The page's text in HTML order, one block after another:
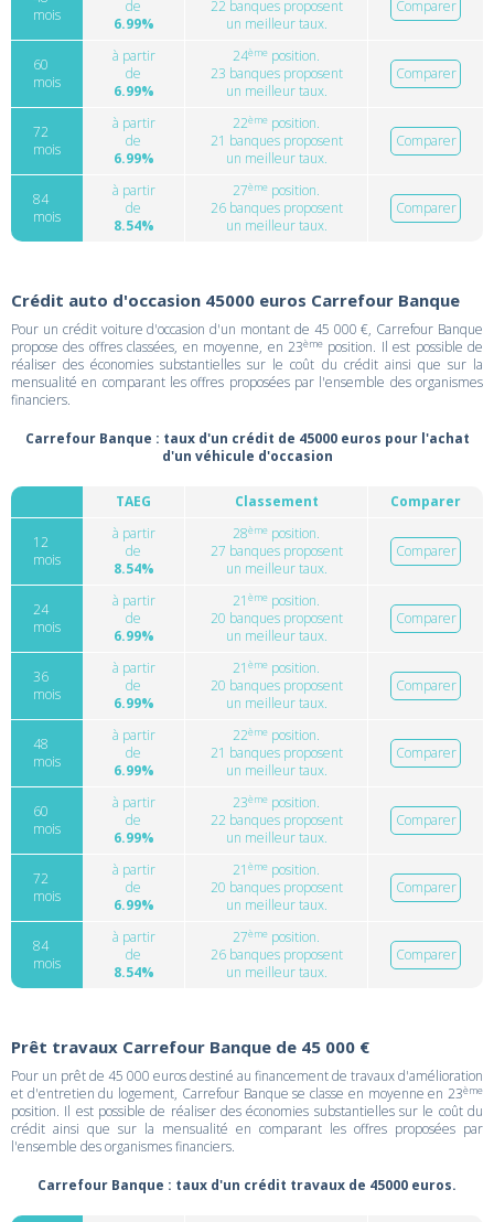
mois
de
6.99%
22 banques proposent
un meilleur taux.
Comparer
60
mois
à partir
de
6.99%
24ème position.
23 banques proposent
un meilleur taux.
Comparer
72
mois
à partir
de
6.99%
22ème position.
21 banques proposent
un meilleur taux.
Comparer
84
mois
à partir
de
8.54%
27ème position.
26 banques proposent
un meilleur taux.
Comparer
Crédit auto d'occasion 45000 euros Carrefour Banque
Pour un crédit voiture d'occasion d'un montant de 45 000 €, Carrefour Banque
propose des offres classées, en moyenne, en 23èmeposition. Il est possible de
réaliser des économies substantielles sur le coût du crédit ainsi que sur la
mensualité en comparant les offres proposées par l'ensemble des organismes
financiers.
Carrefour Banque : taux d'un crédit de 45000 euros pour l'achat
d'un véhicule d'occasion
TAEG Classement Comparer
12
mois
à partir
de
8.54%
28ème position.
27 banques proposent
un meilleur taux.
Comparer
24
mois
à partir
de
6.99%
21 ème position.
20 banques proposent
un meilleur taux.
Comparer
36
mois
à partir
de
6.99%
21 ème position.
20 banques proposent
un meilleur taux.
Comparer
48
mois
à partir
de
6.99%
22ème position.
21 banques proposent
un meilleur taux.
Comparer
60
mois
à partir
de
6.99%
23ème position.
22 banques proposent
un meilleur taux.
Comparer
72
mois
à partir
de
6.99%
21 ème position.
20 banques proposent
un meilleur taux.
Comparer
84
mois
à partir
de
8.54%
27ème position.
26 banques proposent
un meilleur taux.
Comparer
Prêt travaux Carrefour Banque de 45 000 €
Pour un prêt de 45 000 euros destiné au financement de travaux d'amélioration
et d'entretien du logement, Carrefour Banque se classe en moyenne en 23ème
position. Il est possible de réaliser des économies substantielles sur le coût du
crédit ainsi que sur la mensualité en comparant les offres proposées par
l'ensemble des organismes financiers.
Carrefour Banque : taux d'un crédit travaux de 45000 euros.